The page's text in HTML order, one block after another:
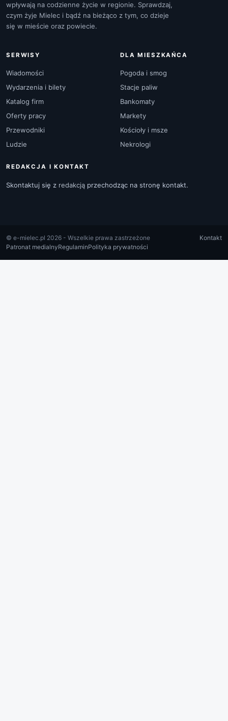
wpływają na codzienne życie w regionie. Sprawdzaj,
czym żyje Mielec i bądź na bieżąco z tym, co dzieje
się w mieście oraz powiecie.
SERWISY
Wiadomości
Wydarzenia i bilety
Katalog firm
Oferty pracy
Przewodniki
Ludzie
DLA MIESZKAŃCA
Pogoda i smog
Stacje paliw
Bankomaty
Markety
Kościoły i msze
Nekrologi
REDAKCJA I KONTAKT
Skontaktuj się z redakcją przechodząc na stronę kontakt.
© e-mielec.pl 2026 - Wszelkie prawa zastrzeżone
Kontakt
Patronat medialnyRegulaminPolityka prywatności